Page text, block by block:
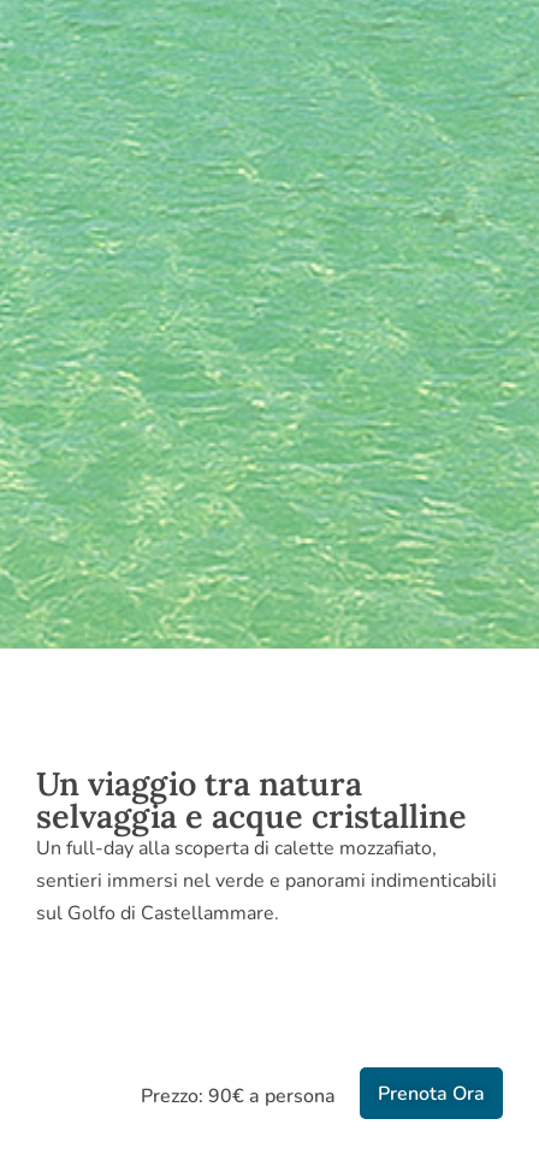
Un viaggio tra natura
selvaggia e acque cristalline
Un full-day alla scoperta di calette mozzafiato,
sentieri immersi nel verde e panorami indimenticabili
sul Golfo di Castellammare.
Prenota Ora
Prezzo: 90€ a persona